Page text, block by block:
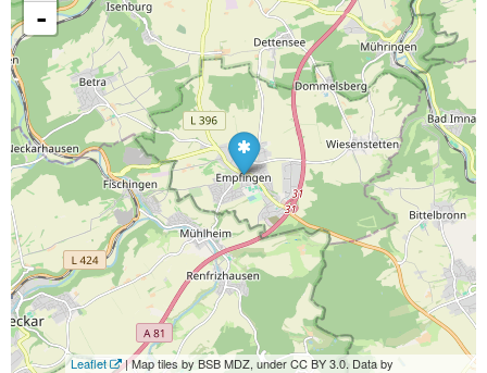
-
Leaflet
| Map tiles by BSB MDZ, under CC BY 3.0. Data by